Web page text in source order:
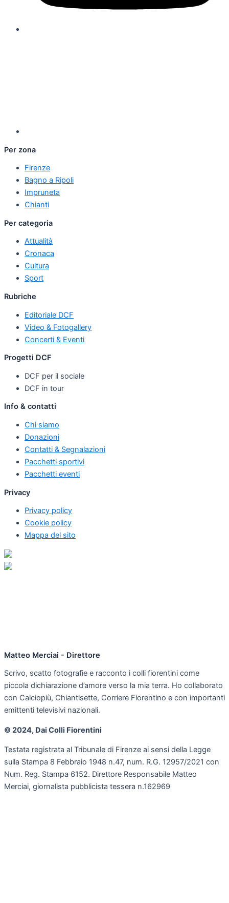
Per zona
Firenze
Bagno a Ripoli
Impruneta
Chianti
Per categoria
Attualità
Cronaca
Cultura
Sport
Rubriche
Editoriale DCF
Video & Fotogallery
Concerti & Eventi
Progetti DCF
DCF per il sociale
DCF in tour
Info & contatti
Chi siamo
Donazioni
Contatti & Segnalazioni
Pacchetti sportivi
Pacchetti eventi
Privacy
Privacy policy
Cookie policy
Mappa del sito
Matteo Merciai - Direttore
Scrivo, scatto fotografie e racconto i colli fiorentini come
piccola dichiarazione d’amore verso la mia terra. Ho collaborato
con Calciopiù, Chiantisette, Corriere Fiorentino e con importanti
emittenti televisivi nazionali.
© 2024, Dai Colli Fiorentini
Testata registrata al Tribunale di Firenze ai sensi della Legge
sulla Stampa 8 Febbraio 1948 n.47, num. R.G. 12957/2021 con
Num. Reg. Stampa 6152. Direttore Responsabile Matteo
Merciai, giornalista pubblicista tessera n.162969